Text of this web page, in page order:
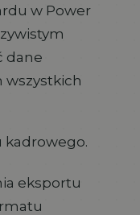
w Power
dane
wszystkich
kadrowego.
eksportu